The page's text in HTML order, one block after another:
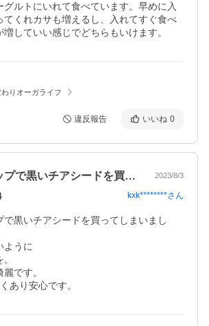
グルトにいれて食べています。早めに入
てくれカサも増えるし、入れてすぐ食べ
りオーガライフ
違反報告 いいね 0
前回違うショップで黒いチアシードを買っ… 2023/8/3
kxk********さん
で黒いチアシードを買ってしまいまし
ように
です。
あり安心です。